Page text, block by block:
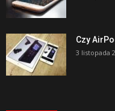
Czy
3 listopada